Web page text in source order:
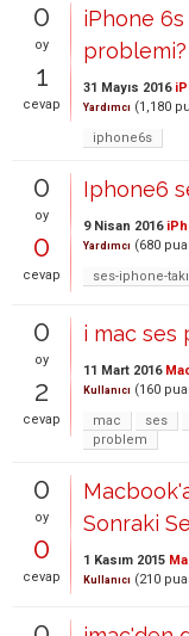
0
oy
1
cevap
iPhone
problemi?
31 Mayıs 2016
Yardımcı (1,180
iphone6s
0
oy
0
cevap
Iphone6
9 Nisan 2016
Yardımcı (680
ses-iphone-
0
oy
2
cevap
i mac ses
11 Mart 2016
Kullanıcı (160
mac
ses
problem
0
oy
0
cevap
Sonraki
1 Kasım 2015
Kullanıcı (210